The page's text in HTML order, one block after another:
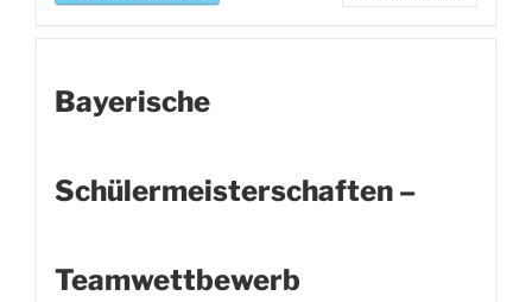
Bayerische
Schülermeisterschaften –
Teamwettbewerb